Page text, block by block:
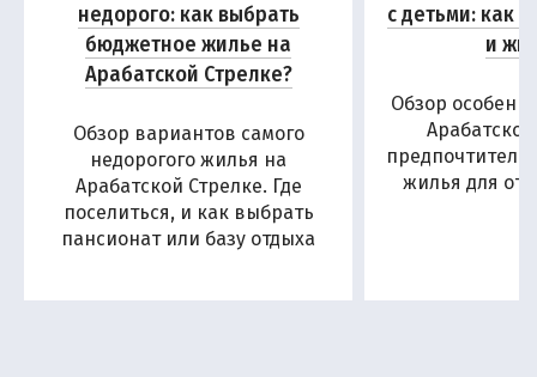
недорого: как выбрать
бюджетное жилье на
Арабатской Стрелке?
Обзор вариантов самого
недорогого жилья на
Арабатской Стрелке. Где
поселиться, и как выбрать
пансионат или базу отдыха
с детьми: как
и
Обзор
жилья для